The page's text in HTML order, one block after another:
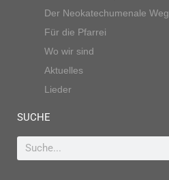
Der Neokatechumenale Weg
Für die Pfarrei
Wo wir sind
Aktuelles
Lieder
SUCHE